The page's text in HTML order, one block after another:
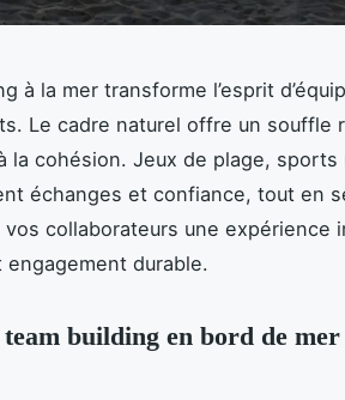
à la mer transforme l’esprit
Le cadre naturel offre un souffle
la cohésion. Jeux de plage, sports
échanges et confiance, tout en
vos collaborateurs une expérience
durable.
building en bord de